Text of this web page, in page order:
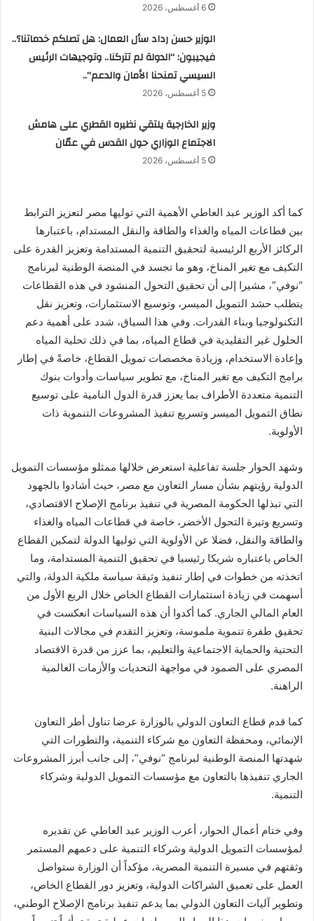
6 أغسطس، 2026
الوزير حسن رداد سأل العمال: هل تصلكم خدماتنا؟..
فيجيبون: “الدولة لم تتركنا.. وتوجيهات الرئيس
السيسي تمنحنا الأمان والدعم”..
5 أغسطس، 2026
وزير الخارجية يلتقي نظيره القطري على هامش
الاجتماع الوزاري حول القدس في عمّان
5 أغسطس، 2026
كما أكد الوزير عبد العاطي الأهمية التي توليها مصر لتعزيز الترابط
بين قطاعات المياه والغذاء والطاقة والنقل المستدام، باعتبارها
الركائز الأربع الرئيسية لتحقيق التنمية المستدامة وتعزيز القدرة على
التكيف مع تغير المناخ، وهو ما تجسد في المنصة الوطنية لبرنامج
“نوفي”، مشيرا إلى أن تحقيق التحول المنشود في هذه القطاعات
يتطلب حشد التمويل الميسر، وتوسيع الاستثمارات، وتعزيز نقل
التكنولوجيا وبناء القدرات. وفي هذا السياق، شدد على أهمية دعم
الحلول غير التقليدية في قطاع المياه، بما في ذلك تحلية المياه
وإعادة الاستخدام، وزيادة مخصصات تمويل القطاع، خاصةً في إطار
برامج التكيف مع تغير المناخ، مع تطوير سياسات وأدوات بنوك
التنمية متعددة الأطراف بما يعزز قدرة الدول النامية على توسيع
نطاق التمويل الميسر وتسريع تنفيذ المشروعات التنموية ذات
الأولوية.
وشهد الحوار جلسة تفاعلية استعرض خلالها ممثلو مؤسسات التمويل
الدولية رؤيتهم بشأن مسار التعاون مع مصر، حيث أشادوا بالجهود
التي تبذلها الحكومة المصرية في تنفيذ برنامج الإصلاح الاقتصادي،
وتسريع وتيرة التحول الأخضر، خاصة في قطاعات المياه والغذاء
والطاقة والنقل، فضلا عن الأولوية التي توليها الدولة لتمكين القطاع
الخاص باعتباره شريكا رئيسيا في تحقيق التنمية المستدامة، وما
اتخذته من خطوات في إطار تنفيذ وثيقة سياسة ملكية الدولة، والتي
أسهمت في زيادة استثمارات القطاع الخاص خلال الربع الأول من
العام المالي الجاري. كما أكدوا أن هذه السياسات انعكست في
تحقيق طفرة تنموية ملموسة، وتعزيز التقدم في مجالات البنية
التحتية والحماية الاجتماعية والتعليم، بما عزز من قدرة الاقتصاد
المصري على الصمود في مواجهة التحديات والأزمات العالمية
الراهنة.
كما قدم قطاع التعاون الدولي بالوزارة عرضا تناول أطر التعاون
الإنمائي، ومحفظة التعاون مع شركاء التنمية، والتطورات التي
شهدتها المنصة الوطنية لبرنامج “نوفي”، إلى جانب أبرز المشروعات
الجاري تنفيذها بالتعاون مع مؤسسات التمويل الدولية وشركاء
التنمية.
وفي ختام أعمال الحوار، أعرب الوزير عبد العاطي عن تقديره
لمؤسسات التمويل الدولية وشركاء التنمية على دعمهم المستمر
وثقتهم في مسيرة التنمية المصرية، مؤكداً أن الوزارة ستواصل
العمل على تعميق الشراكات الدولية، وتعزيز دور القطاع الخاص،
وتطوير آليات التعاون الدولي بما يدعم تنفيذ برنامج الإصلاح الوطني،